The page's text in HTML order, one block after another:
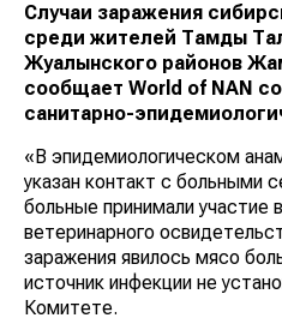
Случаи заражения
среди жителей Тамды
Жуалынского районов
сообщает World of NAN
санитарно-
«В эпидемиологическом
указан контакт с больными
больные принимали участие
ветеринарного
заражения явилось мясо
источник инфекции не
Комитете.